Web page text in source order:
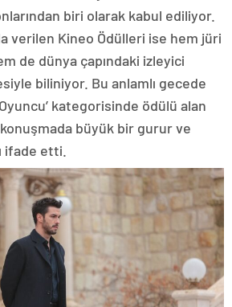
biri olarak kabul ediliyor.
verilen Kineo Ödülleri ise hem jüri
de dünya çapındaki izleyici
biliniyor. Bu anlamlı gecede
kategorisinde ödülü alan
konuşmada büyük bir gurur ve
ifade etti.